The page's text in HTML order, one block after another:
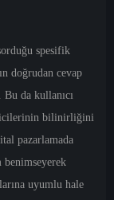
spesifik
doğrudan cevap
Bu da kullanıcı
bilinirliğini
pazarlamada
benimseyerek
uyumlu hale